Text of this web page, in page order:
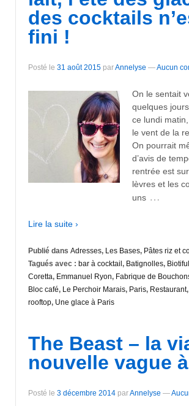
des cocktails
fini !
Posté le 31 août 2015 parAnnelyse —Aucun
On le sentait
quelques
ce lundi matin,
le vent de la
On pourrait
d’avis de
rentrée est
lèvres et les
uns …
Lire la suite ›
Publié dans Adresses, Les Bases, Pâtes riz et
Tagués avec : bar à cocktail, Batignolles, Biotiful
Coretta, Emmanuel Ryon, Fabrique de
Bloc café, Le Perchoir Marais, Paris, Restaurant,
rooftop, Une glace à Paris
The Beast – la
nouvelle vague
Posté le 3 décembre 2014 parAnnelyse —